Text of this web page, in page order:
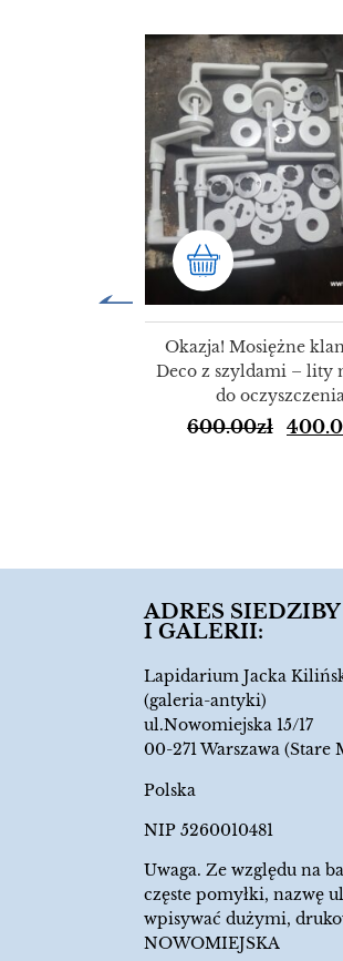
Okazja! Mosiężne
Deco z szyldami – lity
do
600.00zł
ADRES
I GALERII:
Lapidarium Jacka
(galeria-antyki)
ul.Nowomiejska 15/17
00-271 Warszawa (Stare
Polska
NIP 5260010481
Uwaga. Ze względu na
częste pomyłki, nazwę
wpisywać dużymi,
NOWOMIEJSKA